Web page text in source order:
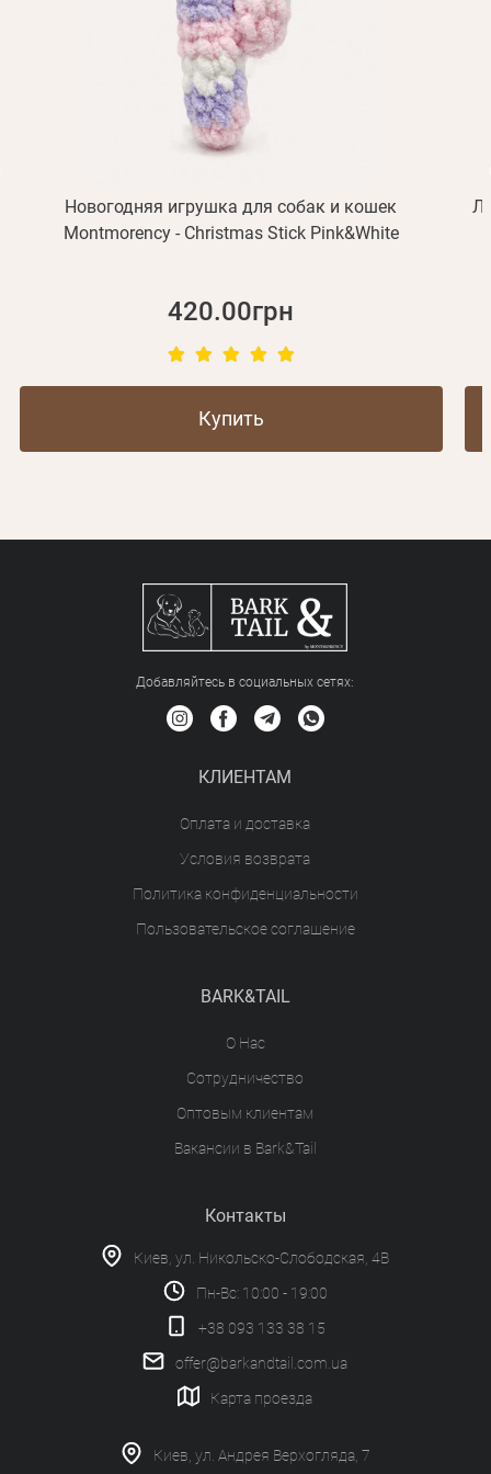
Новогодняя игрушка для собак и кошек
Montmorency - Christmas Stick Pink&White
420.00грн
Купить
Добавляйтесь в социальных сетяx:
КЛИЕНТАМ
Оплата и доставка
Условия возврата
Политика конфиденциальности
Пользовательское соглашение
BARK&TAIL
О Нас
Сотрудничество
Оптовым клиентам
Вакансии в Bark&Tail
Контакты
Киев, ул. Никольско-Слободская, 4В
Пн-Вс: 10:00 - 19:00
+38 093 133 38 15
offer@barkandtail.com.ua
Карта проезда
Киев, ул. Андрея Верхогляда, 7
Отправить
Регистрация
или с помощью
Вспомнили пароль?
Не пришло письмо?Повторить отправку